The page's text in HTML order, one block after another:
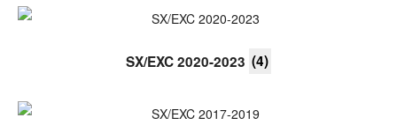
SX/EXC 2020-2023 (4)